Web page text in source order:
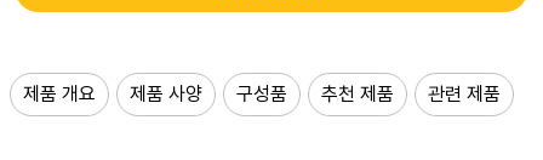
제품 개요 제품 사양 구성품 추천 제품 관련 제품